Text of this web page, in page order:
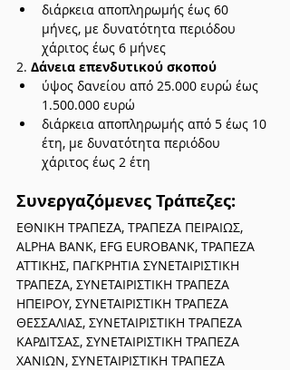
διάρκεια αποπληρωμής έως 60
μήνες, με δυνατότητα περιόδου
χάριτος έως 6 μήνες
2. Δάνεια επενδυτικού σκοπού
ύψος δανείου από 25.000 ευρώ έως
1.500.000 ευρώ
διάρκεια αποπληρωμής από 5 έως 10
έτη, με δυνατότητα περιόδου
χάριτος έως 2 έτη
Συνεργαζόμενες Τράπεζες:
ΕΘΝΙΚΗ ΤΡΑΠΕΖΑ, ΤΡΑΠΕΖΑ ΠΕΙΡΑΙΩΣ,
ALPHA BANK, EFG EUROBANK, ΤΡΑΠΕΖΑ
ΑΤΤΙΚΗΣ, ΠΑΓΚΡΗΤΙΑ ΣΥΝΕΤΑΙΡΙΣΤΙΚΗ
ΤΡΑΠΕΖΑ, ΣΥΝΕΤΑΙΡΙΣΤΙΚΗ ΤΡΑΠΕΖΑ
ΗΠΕΙΡΟΥ, ΣΥΝΕΤΑΙΡΙΣΤΙΚΗ ΤΡΑΠΕΖΑ
ΘΕΣΣΑΛΙΑΣ, ΣΥΝΕΤΑΙΡΙΣΤΙΚΗ ΤΡΑΠΕΖΑ
ΚΑΡΔΙΤΣΑΣ, ΣΥΝΕΤΑΙΡΙΣΤΙΚΗ ΤΡΑΠΕΖΑ
ΧΑΝΙΩΝ, ΣΥΝΕΤΑΙΡΙΣΤΙΚΗ ΤΡΑΠΕΖΑ